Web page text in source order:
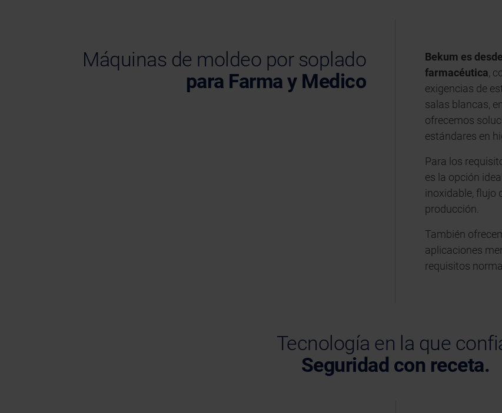
Máquinas de moldeo por soplado
para Farma y Medico
Bekum es
farmacéutica ,
exigencias de
salas blancas,
ofrecemos
estándares en
Para los
es la opción
inoxidable, flujo
producción.
También
aplicaciones
requisitos
Tecnología en la que
Seguridad con receta.